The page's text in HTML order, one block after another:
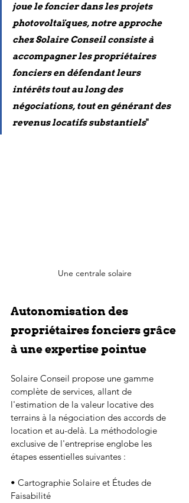
joue le foncier dans les projets
photovoltaïques, notre approche
chez Solaire Conseil consiste à
accompagner les propriétaires
fonciers en défendant leurs
intérêts tout au long des
négociations, tout en générant des
revenus locatifs substantiels"
Une centrale solaire
Autonomisation des
propriétaires fonciers grâce
à une expertise pointue
Solaire Conseil propose une gamme
complète de services, allant de
l'estimation de la valeur locative des
terrains à la négociation des accords de
location et au-delà. La méthodologie
exclusive de l'entreprise englobe les
étapes essentielles suivantes :
• Cartographie Solaire et Études de
Faisabilité